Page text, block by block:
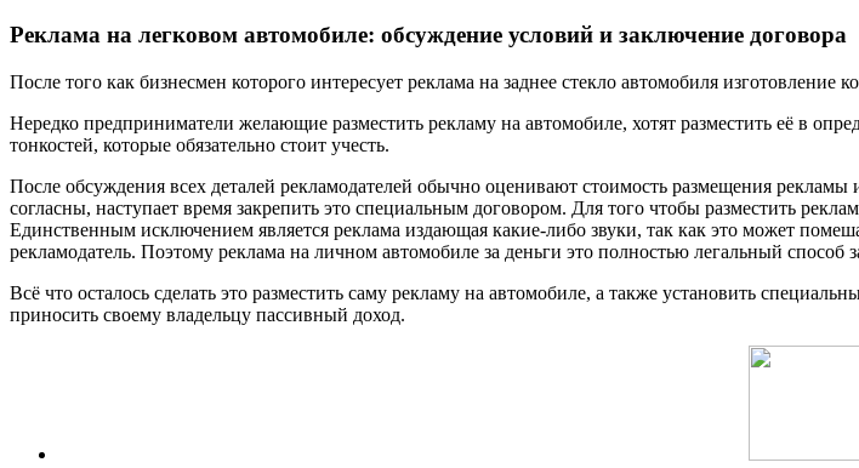
Реклама на легковом автомобиле: обсуждение условий и заключение договора
После того как бизнесмен которого интересует реклама на заднее стекло автомобиля
Нередко предприниматели желающие разместить рекламу на автомобиле, хотят разместить её в
тонкостей, которые обязательно стоит учесть.
После обсуждения всех деталей рекламодателей обычно оценивают стоимость размещения
согласны, наступает время закрепить это специальным договором. Для того чтобы разместить
Единственным исключением является реклама издающая какие-либо звуки, так как это может
рекламодатель. Поэтому реклама на личном автомобиле за деньги это полностью легальный способ
Всё что осталось сделать это разместить саму рекламу на автомобиле, а также установить
приносить своему владельцу пассивный доход.